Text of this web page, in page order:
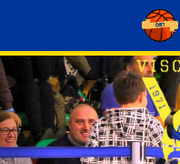
content